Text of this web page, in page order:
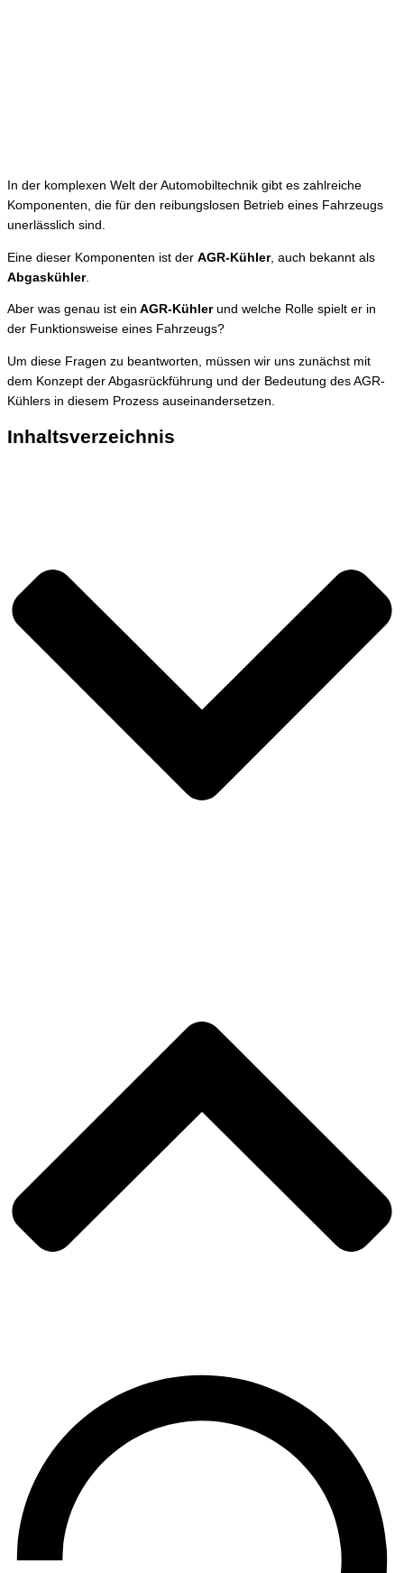
In der komplexen Welt der Automobiltechnik gibt es zahlreiche
Komponenten, die für den reibungslosen Betrieb eines Fahrzeugs
unerlässlich sind.
Eine dieser Komponenten ist der AGR-Kühler, auch bekannt als
Abgaskühler.
Aber was genau ist ein AGR-Kühlerund welche Rolle spielt er in
der Funktionsweise eines Fahrzeugs?
Um diese Fragen zu beantworten, müssen wir uns zunächst mit
dem Konzept der Abgasrückführung und der Bedeutung des AGR-
Kühlers in diesem Prozess auseinandersetzen.
Inhaltsverzeichnis